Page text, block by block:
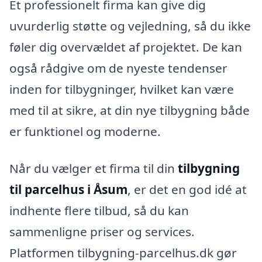
Et professionelt firma kan give dig
uvurderlig støtte og vejledning, så du ikke
føler dig overvældet af projektet. De kan
også rådgive om de nyeste tendenser
inden for tilbygninger, hvilket kan være
med til at sikre, at din nye tilbygning både
er funktionel og moderne.
Når du vælger et firma til din tilbygning
til parcelhus i Åsum, er det en god idé at
indhente flere tilbud, så du kan
sammenligne priser og services.
Platformen tilbygning-parcelhus.dk gør